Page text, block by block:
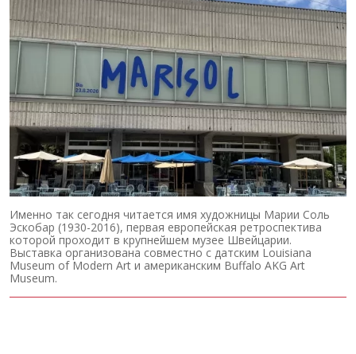
Именно так сегодня читается имя художницы Марии Соль
Эскобар (1930-2016), первая европейская ретроспектива
которой проходит в крупнейшем музее Швейцарии.
Выставка организована совместно с датским Louisiana
Museum of Modern Art и американским Buffalo AKG Art
Museum.